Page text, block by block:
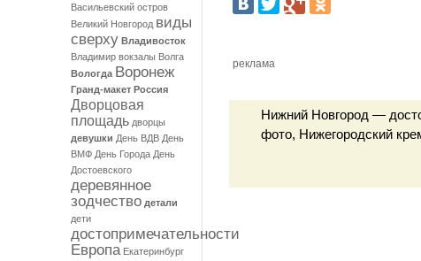
Васильевский остров
Великий Новгород виды
сверху Владивосток
Владимир вокзалы Волга
Вологда Воронеж
Гранд-макет Россия
Дворцовая
площадь дворцы
девушки День ВДВ День
ВМФ День Города День
Достоевского
деревянное
зодчество детали
дети
достопримечательности
Европа Екатеринбург
реклама
Нижний Новгород —
фото, Нижегородский